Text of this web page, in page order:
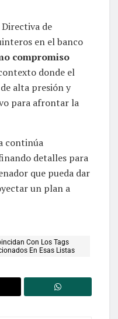
de
en el banco
compromiso
donde el
alta presión y
para afrontar la
continúa
detalles para
que pueda dar
un plan a
Con Los Tags
En Esas Listas